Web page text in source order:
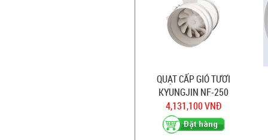
QUẠT CẤP GIÓ TƯƠI
KYUNGJIN NF-250
4,131,100 VNĐ